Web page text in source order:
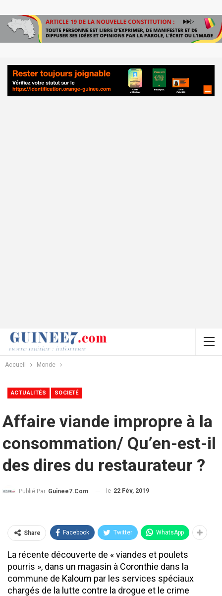
Accueil Monde
ACTUALITÉS SOCIETÉ
Affaire viande impropre à la
consommation/ Qu’en-est-il
des dires du restaurateur ?
Publié Par Guinee7.com le 22 Fév, 2019
Share Facebook Twitter WhatsApp
La récente découverte de « viandes et poulets
pourris », dans un magasin à Coronthie dans la
commune de Kaloum par les services spéciaux
chargés de la lutte contre la drogue et le crime